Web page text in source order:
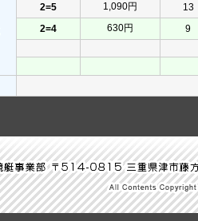
2=5
1,090円
13
2=4
630円 9